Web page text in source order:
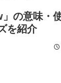
」の意味・
を紹介